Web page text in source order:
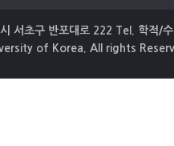
서초구 반포대로 222 Tel. 학적/
of Korea. All rights